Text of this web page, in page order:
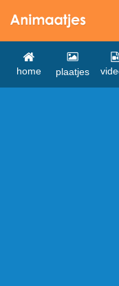
home plaatjes